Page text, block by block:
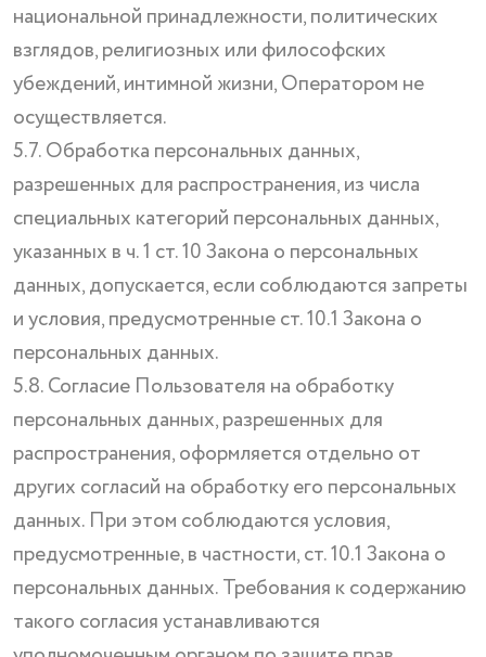
национальной принадлежности, политических
взглядов, религиозных или философских
убеждений, интимной жизни, Оператором не
осуществляется.
5.7. Обработка персональных данных,
разрешенных для распространения, из числа
специальных категорий персональных данных,
указанных в ч. 1 ст. 10 Закона о персональных
данных, допускается, если соблюдаются запреты
и условия, предусмотренные ст. 10.1 Закона о
персональных данных.
5.8. Согласие Пользователя на обработку
персональных данных, разрешенных для
распространения, оформляется отдельно от
других согласий на обработку его персональных
данных. При этом соблюдаются условия,
предусмотренные, в частности, ст. 10.1 Закона о
персональных данных. Требования к содержанию
такого согласия устанавливаются